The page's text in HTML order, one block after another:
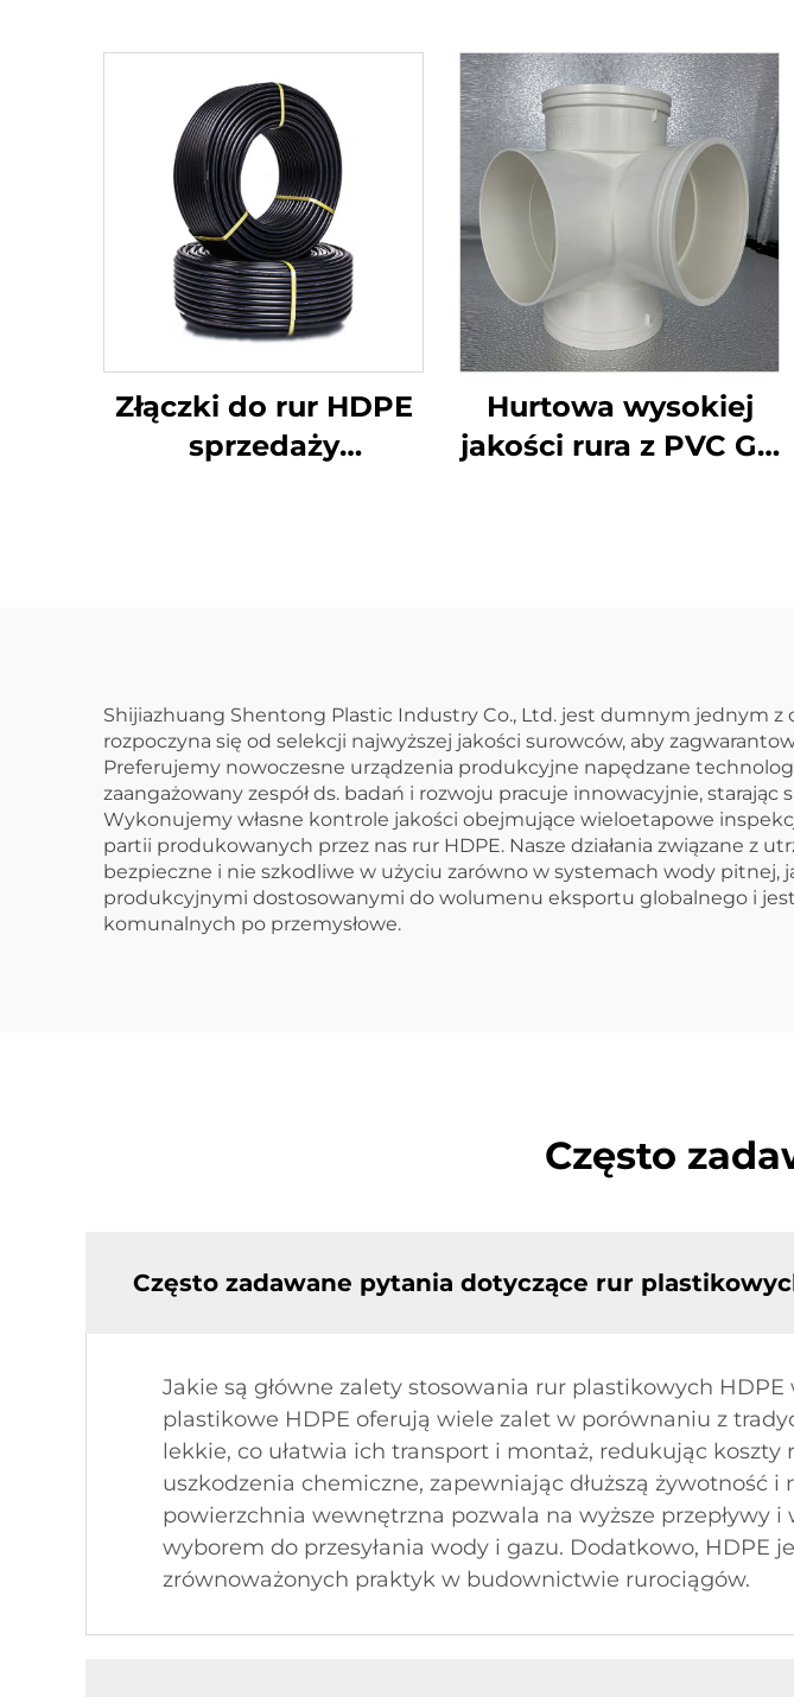
Złączki do rur HDPE
sprzedaży
Hurtowa wysokiej
jakości rura z PVC GB
Shijiazhuang Shentong Plastic Industry Co., Ltd. jest dumnym jednym
rozpoczyna się od selekcji najwyższej jakości surowców, aby
Preferujemy nowoczesne urządzenia produkcyjne napędzane
zaangażowany zespół ds. badań i rozwoju pracuje innowacyjnie,
Wykonujemy własne kontrole jakości obejmujące wieloetapowe
partii produkowanych przez nas rur HDPE. Nasze działania związane z
bezpieczne i nie szkodliwe w użyciu zarówno w systemach wody pitnej,
produkcyjnymi dostosowanymi do wolumenu eksportu globalnego i
komunalnych po przemysłowe.
Często
Często zadawane pytania dotyczące rur
Jakie są główne zalety stosowania rur plastikowych
plastikowe HDPE oferują wiele zalet w porównaniu z
lekkie, co ułatwia ich transport i montaż, redukując
uszkodzenia chemiczne, zapewniając dłuższą żywotność
powierzchnia wewnętrzna pozwala na wyższe przepływy
wyborem do przesyłania wody i gazu. Dodatkowo, HDPE
zrównoważonych praktyk w budownictwie rurociągów.